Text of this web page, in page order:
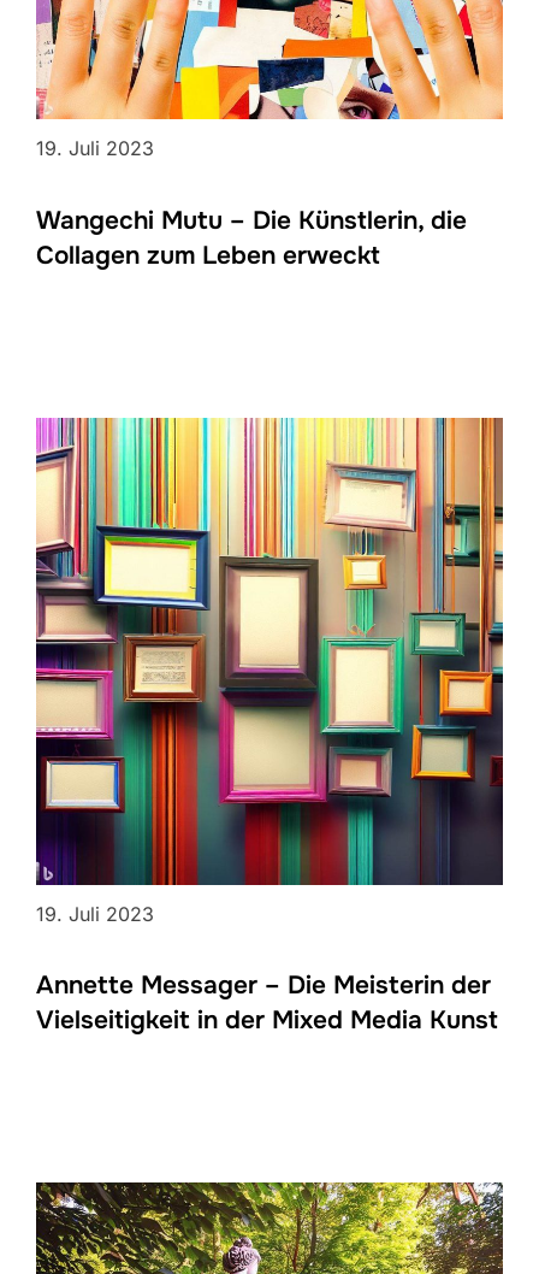
19. Juli 2023
Wangechi Mutu – Die Künstlerin, die
Collagen zum Leben erweckt
19. Juli 2023
Annette Messager – Die Meisterin der
Vielseitigkeit in der Mixed Media Kunst